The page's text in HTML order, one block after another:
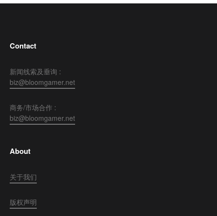
Contact
新闻线索及垂询 :
biz@bloomgamer.net
商务/市场合作 :
biz@bloomgamer.net
About
关于我们
版权声明